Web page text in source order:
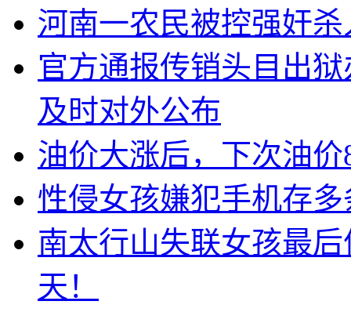
河南一农民被控强奸
官方通报传销头目出
及时对外公布
油价大涨后，下次油
性侵女孩嫌犯手机存
南太行山失联女孩最
天！